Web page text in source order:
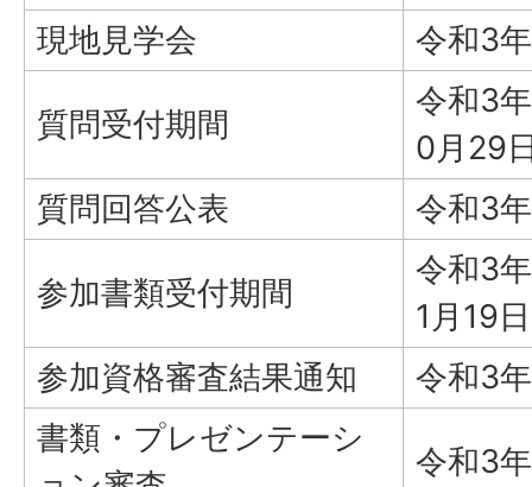
現地見学会 令和3
質問受付期間
令和3
0月29
質問回答公表
令和3
参加書類受付期間
令和3
1月19日
参加資格審査結果通知
令和3
書類・プレゼンテーシ
令和3